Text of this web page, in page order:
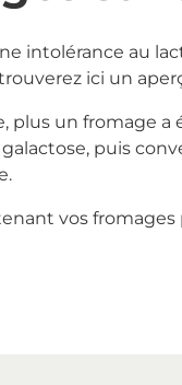
intolérance au
ici un
plus un fromage
puis
vos fromages